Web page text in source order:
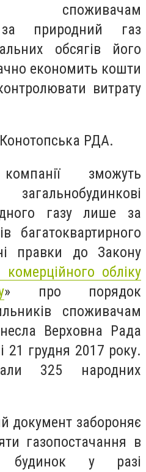
споживачам
за природний газ
обсягів його
економить кошти
витрату
РДА.
компанії зможуть
газу лише за
багатоквартирного
правки до Закону
обліку
» про порядок
споживачам
Верховна Рада
21 грудня 2017 року.
325 народних
документ забороняє
газопостачання в
будинок у разі